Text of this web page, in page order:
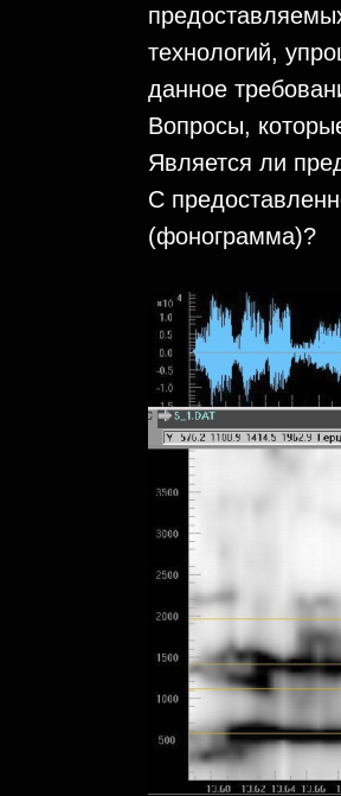
технологий,
данное
Вопросы,
Является ли
С
(фонограмма)?